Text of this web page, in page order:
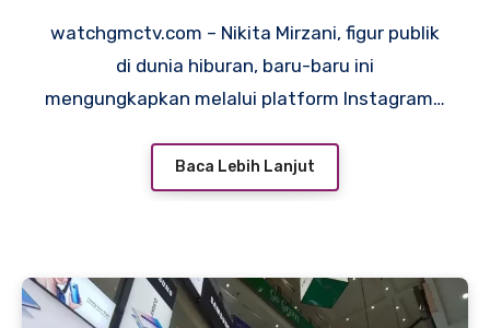
Irmansyah
watchgmctv.com – Nikita Mirzani, figur publik
di dunia hiburan, baru-baru ini
mengungkapkan melalui platform Instagram…
Baca Lebih Lanjut